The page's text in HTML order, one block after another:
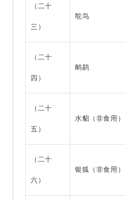
（二十
三）
鸵鸟
（二十
四）
鸸鹋
（二十
五）
水貂（非食用）
（二十
六）
银狐（非食用）